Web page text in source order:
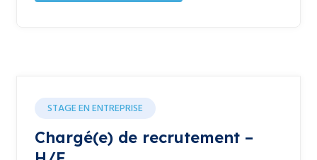
STAGE EN ENTREPRISE
Chargé(e) de recrutement –